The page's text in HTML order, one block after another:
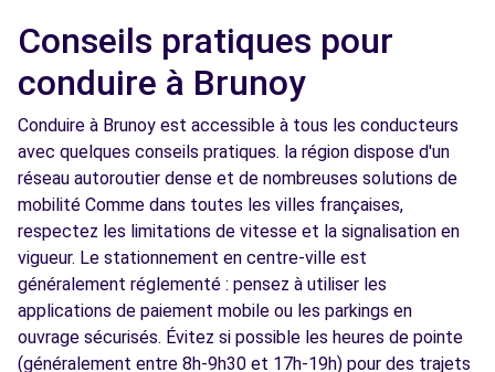
Conseils pratiques pour
conduire à Brunoy
Conduire à Brunoy est accessible à tous les conducteurs
avec quelques conseils pratiques. la région dispose d'un
réseau autoroutier dense et de nombreuses solutions de
mobilité Comme dans toutes les villes françaises,
respectez les limitations de vitesse et la signalisation en
vigueur. Le stationnement en centre-ville est
généralement réglementé : pensez à utiliser les
applications de paiement mobile ou les parkings en
ouvrage sécurisés. Évitez si possible les heures de pointe
(généralement entre 8h-9h30 et 17h-19h) pour des trajets